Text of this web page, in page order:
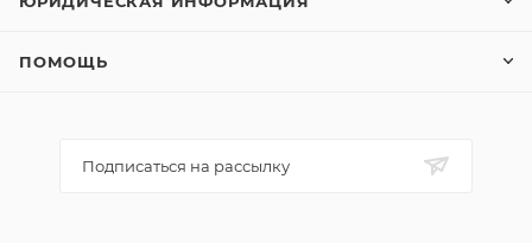
ПОМОЩЬ
Подписаться на рассылку